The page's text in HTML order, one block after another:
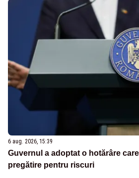
6 aug. 2026, 15:39
Guvernul a adoptat o hotărâre
pregătire pentru riscuri